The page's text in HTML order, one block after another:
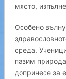
място,
Особено
среда.
пазим
допринесе за